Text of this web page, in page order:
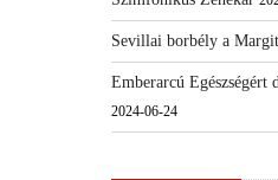
Sevillai borbély a
Emberarcú Egészségért
2024-06-24